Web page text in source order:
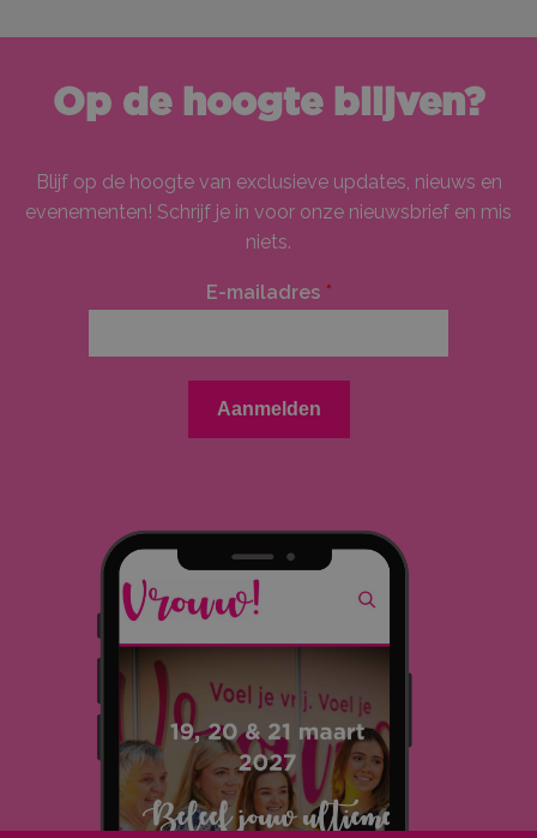
Op de hoogte blijven?
Blijf op de hoogte van exclusieve updates, nieuws en
evenementen! Schrijf je in voor onze nieuwsbrief en mis
niets.
E-mailadres*